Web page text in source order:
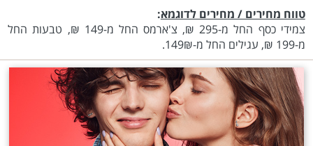
טווח מחירים / מחירים לדוגמא:
צמידי כסף החל מ-295 ₪, צ'ארמס החל מ-149 ₪, טבעות החל
מ-199 ₪, עגילים החל מ-149₪.